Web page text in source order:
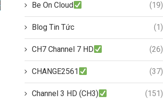
Be On Cloud (19)
Blog Tin Tức (1)
CH7 Channel 7 HD (26)
CHANGE2561 (37)
Channel 3 HD (CH3) (151)